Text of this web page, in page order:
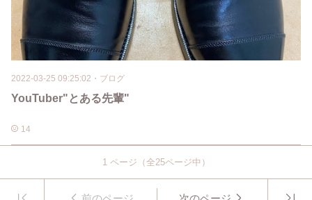
2022-03-25 09:25:02 ・ ブログ
YouTuber"とある先輩"
14
1ページ（全25ページ中）